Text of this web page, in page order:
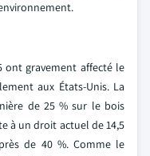
ont gravement affecté le
aux États-Unis. La
de 25 % sur le bois
à un droit actuel de 14,5
de 40 %. Comme le